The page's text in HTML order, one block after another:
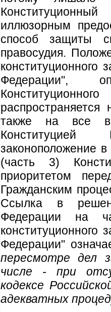
иллюзорным
способ защиты
правосудия.
конституционного
Федерации",
также на все
Конституцией
законоположение
(часть 3)
приоритетом
Гражданским
Ссылка в
Федерации на
конституционного
Федерации"
пересмотре дел
числе - при
кодексе
адекватных